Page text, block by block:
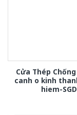
Cửa Thép Chống
canh o kinh
hiem-SGD